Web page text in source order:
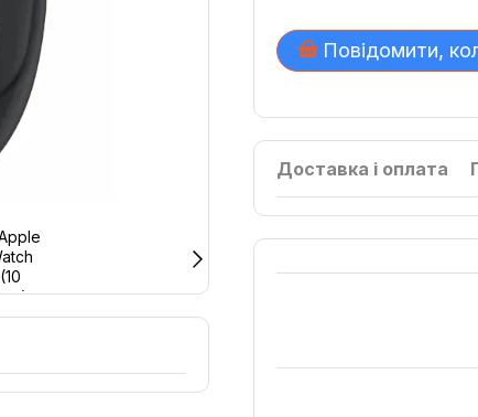
Повідомити,
Доставка і оплата